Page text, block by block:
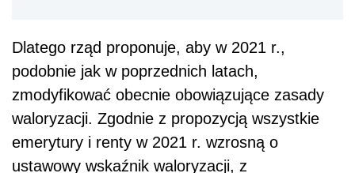
Dlatego rząd proponuje, aby w 2021 r.,
podobnie jak w poprzednich latach,
zmodyfikować obecnie obowiązujące zasady
waloryzacji. Zgodnie z propozycją wszystkie
emerytury i renty w 2021 r. wzrosną o
ustawowy wskaźnik waloryzacji, z